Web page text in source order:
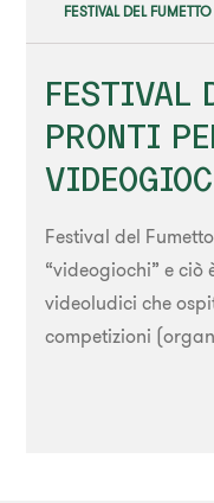
FESTIVAL DEL FUMETTO
FESTIVAL
PRONTI
Festival del
“videogiochi” e ciò
videoludici che
competizioni